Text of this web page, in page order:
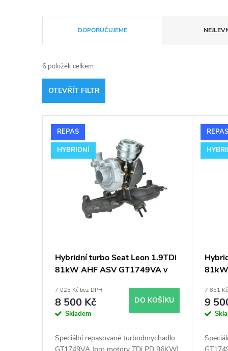
a
z
e
n
DOPORUČUJEME
6 položek celkem
OTEVŘÍT FILTR
V
ý
REPAS
HYBRIDNÍ
Hybridní turbo Seat Leon 1.9TDi
81kW AHF ASV GT1749VA v
7 025 Kč bez DPH
8 500 Kč
Skladem
DO KOŠÍKU
Speciální repasované turbodmychadlo
REPAS
7 851
9